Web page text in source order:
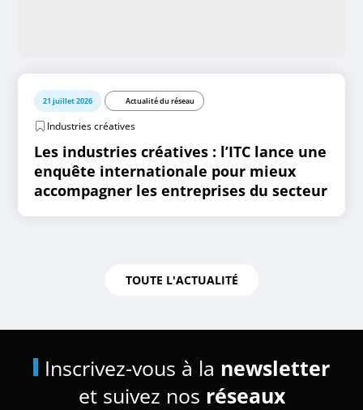
21 juillet 2026 Actualité du réseau
Industries créatives
Les industries créatives : l’ITC lance une
enquête internationale pour mieux
accompagner les entreprises du secteur
TOUTE L'ACTUALITÉ
Inscrivez-vous à la newsletter
et suivez nos réseaux